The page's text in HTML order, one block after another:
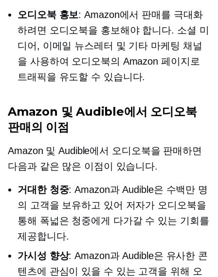
오디오북 홍보: Amazon에서 판매를 극대화
하려면 오디오북을 홍보해야 합니다. 소셜 미
디어, 이메일 뉴스레터 및 기타 마케팅 채널
을 사용하여 오디오북의 Amazon 페이지로
트래픽을 유도할 수 있습니다.
Amazon 및 Audible에서 오디오북
판매의 이점
Amazon 및 Audible에서 오디오북을 판매하면
다음과 같은 많은 이점이 있습니다.
거대한 청중: Amazon과 Audible은 수백만 명
의 고객을 보유하고 있어 저자가 오디오북을
통해 폭넓은 청중에게 다가갈 수 있는 기회를
제공합니다.
가시성 향상: Amazon과 Audible은 유사한 콘
텐츠에 관심이 있을 수 있는 고객을 위해 오